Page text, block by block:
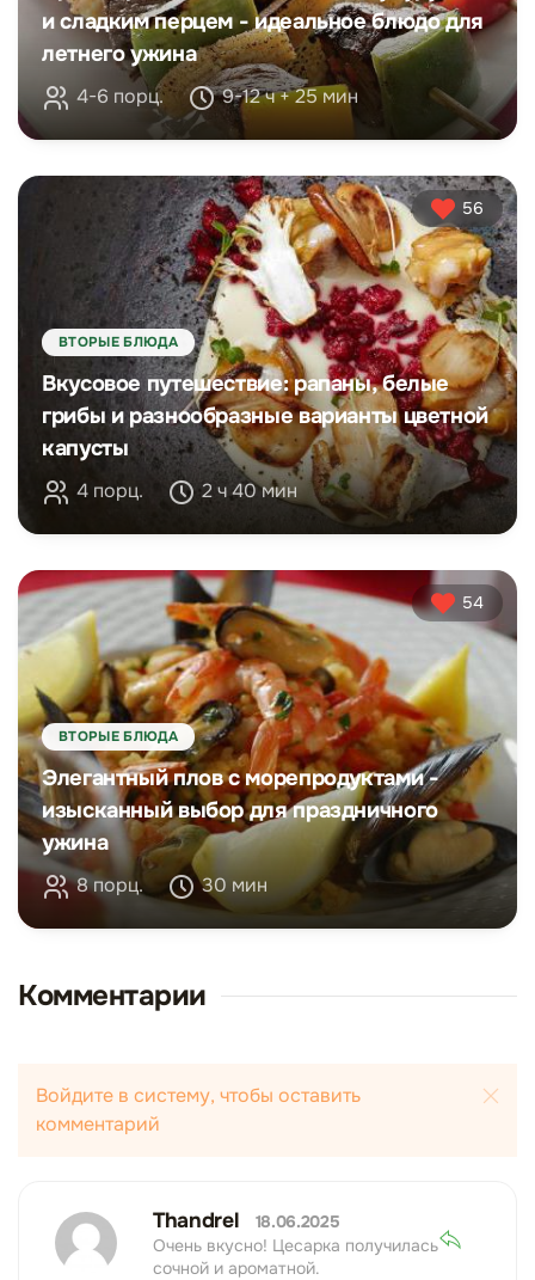
и сладким перцем - идеальное блюдо для
летнего ужина
4-6 порц. 9-12 ч + 25 мин
56
ВТОРЫЕ БЛЮДА
Вкусовое путешествие: рапаны, белые
грибы и разнообразные варианты цветной
капусты
4 порц. 2 ч 40 мин
54
ВТОРЫЕ БЛЮДА
Элегантный плов с морепродуктами -
изысканный выбор для праздничного
ужина
8 порц. 30 мин
Комментарии
Войдите в систему, чтобы оставить
комментарий
Thandrel
18.06.2025
Очень вкусно! Цесарка получилась
сочной и ароматной.